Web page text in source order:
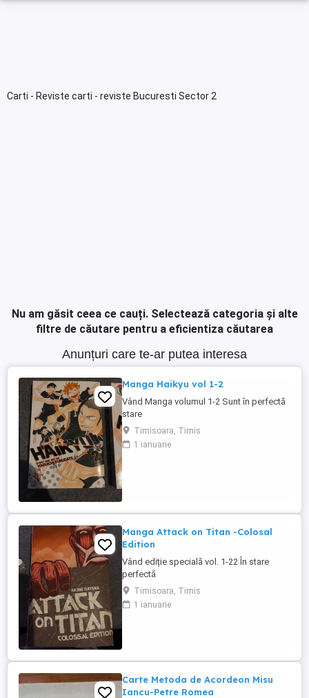
Carti - Reviste carti - reviste Bucuresti Sector 2
Nu am găsit ceea ce cauți. Selectează categoria și alte
filtre de căutare pentru a eficientiza căutarea
Anunțuri care te-ar putea interesa
Manga Haikyu vol 1-2
Vând Manga volumul 1-2 Sunt în perfectă
stare
Timisoara, Timis
1 ianuarie
Manga Attack on Titan -Colosal
Edition
Vând ediție specială vol. 1-22 În stare
perfectă
Timisoara, Timis
1 ianuarie
Carte Metoda de Acordeon Misu
Iancu-Petre Romea